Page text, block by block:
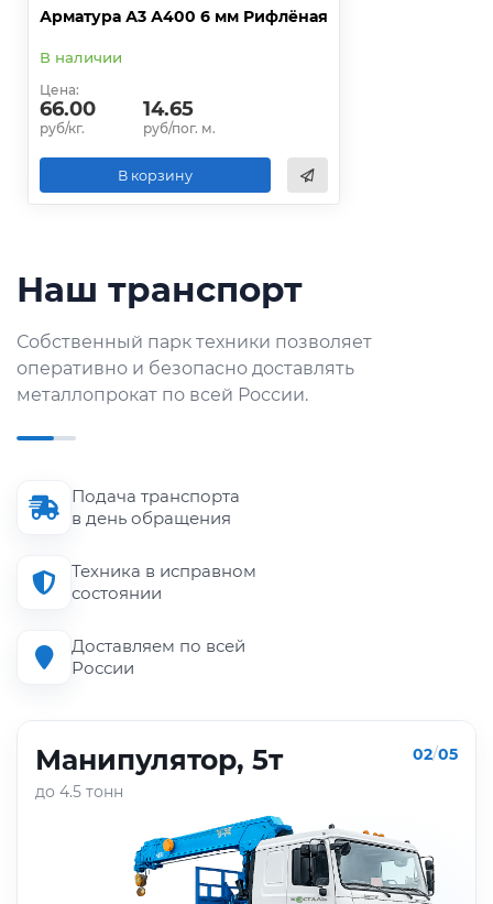
Арматура А3 А400 6 мм Рифлёная
В наличии
Цена:
66.00
руб/кг.
14.65
руб/пог. м.
В корзину
Наш транспорт
Собственный парк техники позволяет
оперативно и безопасно доставлять
металлопрокат по всей России.
Подача транспорта
в день обращения
Техника в исправном
состоянии
Доставляем по всей
России
Манипулятор, 5т
до 4.5 тонн
02/05